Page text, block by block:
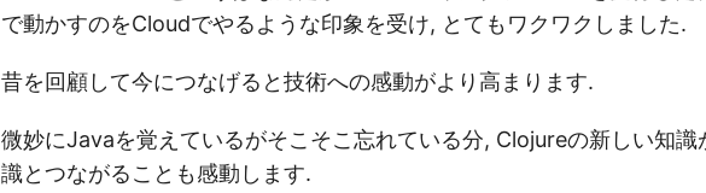
で動かすのをCloudでやるような印象を受け, とてもワクワクしました.
昔を回顧して今につなげると技術への感動がより高まります.
微妙にJavaを覚えているがそこそこ忘れている分, Clojureの新しい知識
識とつながることも感動します.